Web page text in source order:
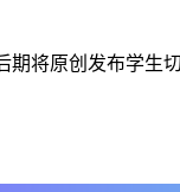
期将原创发布学